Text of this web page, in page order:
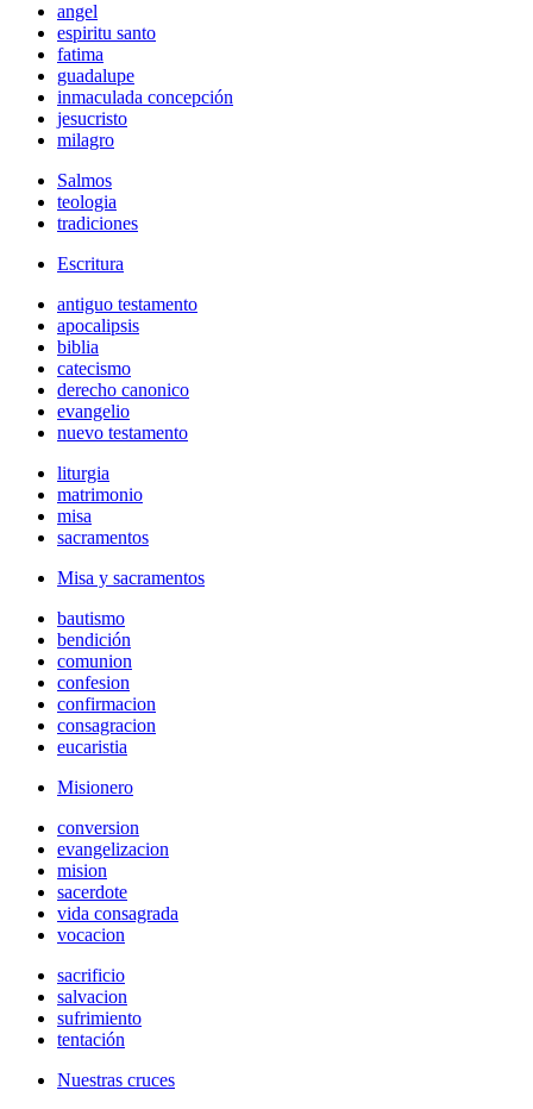
angel
espiritu santo
fatima
guadalupe
inmaculada concepción
jesucristo
milagro
Salmos
teologia
tradiciones
Escritura
antiguo testamento
apocalipsis
biblia
catecismo
derecho canonico
evangelio
nuevo testamento
liturgia
matrimonio
misa
sacramentos
Misa y sacramentos
bautismo
bendición
comunion
confesion
confirmacion
consagracion
eucaristia
Misionero
conversion
evangelizacion
mision
sacerdote
vida consagrada
vocacion
sacrificio
salvacion
sufrimiento
tentación
Nuestras cruces